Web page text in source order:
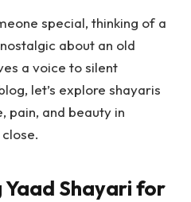
special, thinking of a
about an old
a voice to silent
let’s explore shayaris
pain, and beauty in
Shayari for